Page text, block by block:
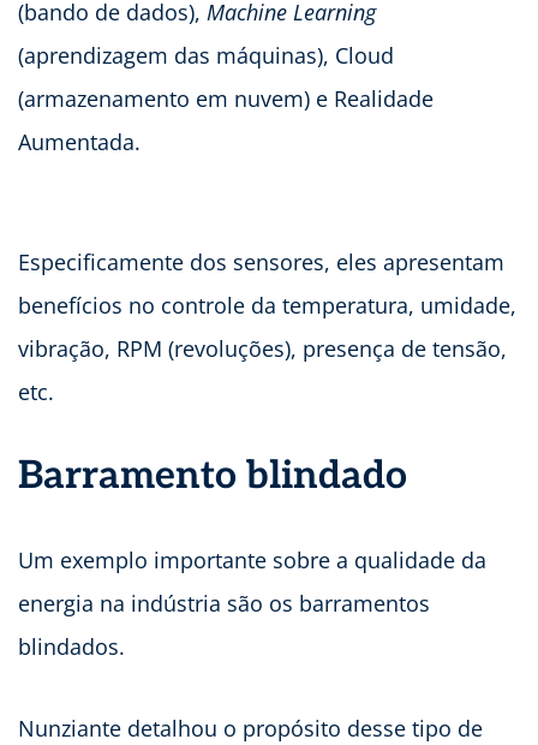
(bando de dados), Machine Learning
(aprendizagem das máquinas), Cloud
(armazenamento em nuvem) e Realidade
Aumentada.
Especificamente dos sensores, eles apresentam
benefícios no controle da temperatura, umidade,
vibração, RPM (revoluções), presença de tensão,
etc.
Barramento blindado
Um exemplo importante sobre a qualidade da
energia na indústria são os barramentos
blindados.
Nunziante detalhou o propósito desse tipo de